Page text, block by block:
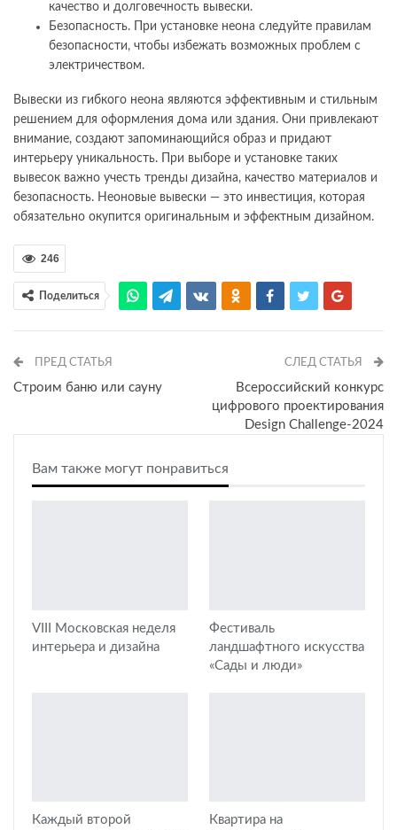
качество и долговечность вывески.
Безопасность. При установке неона следуйте правилам
безопасности, чтобы избежать возможных проблем с
электричеством.
Вывески из гибкого неона являются эффективным и стильным
решением для оформления дома или здания. Они привлекают
внимание, создают запоминающийся образ и придают
интерьеру уникальность. При выборе и установке таких
вывесок важно учесть тренды дизайна, качество материалов и
безопасность. Неоновые вывески — это инвестиция, которая
обязательно окупится оригинальным и эффектным дизайном.
246
Поделиться
ПРЕД СТАТЬЯ
Строим баню или сауну
СЛЕД СТАТЬЯ
Всероссийский конкурс
цифрового проектирования
Design Challenge-2024
Вам также могут понравиться
VIII Московская неделя
интерьера и дизайна
Фестиваль
ландшафтного искусства
«Сады и люди»
Каждый второй
Квартира на